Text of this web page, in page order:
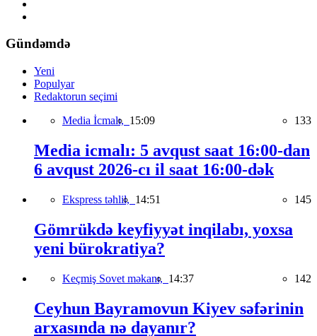
Gündəmdə
Yeni
Populyar
Redaktorun seçimi
Media İcmalı, 15:09 133
Media icmalı: 5 avqust saat 16:00-dan
6 avqust 2026-cı il saat 16:00-dək
Ekspress təhlil, 14:51 145
Gömrükdə keyfiyyət inqilabı, yoxsa
yeni bürokratiya?
Keçmiş Sovet məkanı, 14:37 142
Ceyhun Bayramovun Kiyev səfərinin
arxasında nə dayanır?